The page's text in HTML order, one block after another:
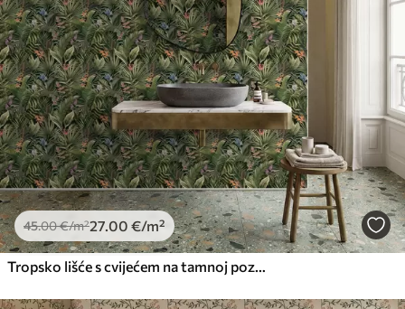
45.00€/m²27.00 €/m²
Tropsko lišće s cvijećem na tamnoj pozadini